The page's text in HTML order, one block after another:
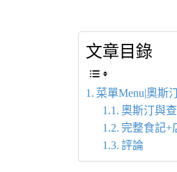
文章目錄
菜單Menu|奧斯
奧斯汀與
完整食記+
評論